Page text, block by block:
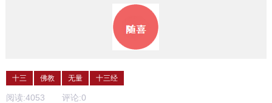
十三 佛教 无量 十三经
阅读:4053 评论:0